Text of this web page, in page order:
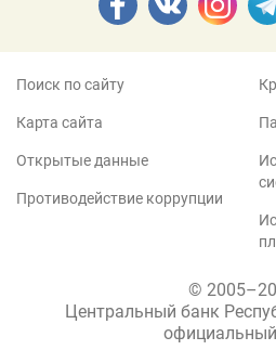
Поиск по сайту
Карта сайта
Открытые данные
Противодействие коррупции
©
Центральный банк